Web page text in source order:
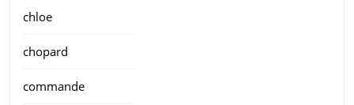
chloe
chopard
commande